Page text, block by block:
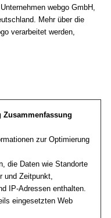
webgo GmbH,
Mehr über die
verarbeitet werden,
Zusammenfassung
zur Optimierung
die Daten wie Standorte
und Zeitpunkt,
IP-Adressen enthalten.
eingesetzten Web